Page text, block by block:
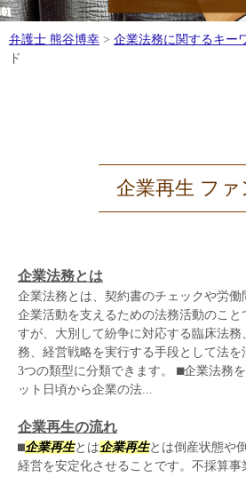
弁護士 熊谷博幸 > 企業法務に関するキー
ド
企業再生 ファ
企業法務とは
企業法務とは、契約書のチェックや労働
企業活動を支えるための法務活動のこ
すが、大別して紛争に対応する臨床法
務、経営戦略を実行する手段として法を
3つの類型に分類できます。 ⬛︎企業法務
ット日頃から企業の法...
企業再生の流れ
⬛︎企業再生とは企業再生とは倒産状態や
経営を安定化させることです。不採算